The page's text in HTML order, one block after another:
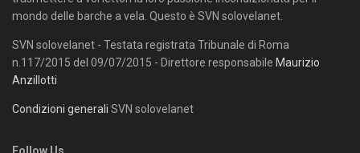
mondo delle barche a vela. Questo è SVN solovelanet.
SVN solovelanet - Testata registrata Tribunale di Roma
n.117/2015 del 09/07/2015 - Direttore responsabile Maurizio
Anzillotti
Condizioni generali SVN solovelanet